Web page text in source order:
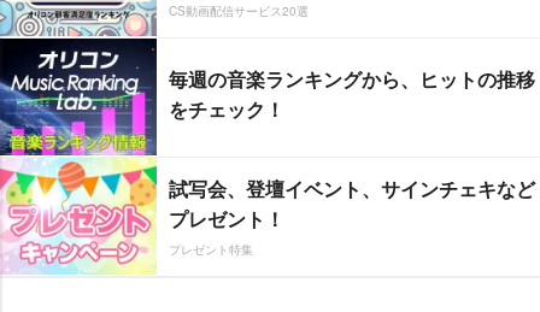
CS動画配信サービス20選
毎週の音楽ランキングから、ヒットの推移
をチェック！
試写会、登壇イベント、サインチェキなど
プレゼント！
プレゼント特集